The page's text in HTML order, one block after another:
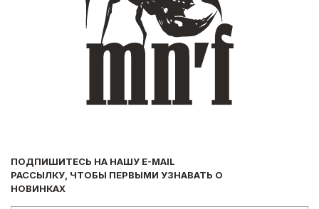
ПОДПИШИТЕСЬ НА НАШУ E-MAIL
РАССЫЛКУ, ЧТОБЫ ПЕРВЫМИ УЗНАВАТЬ О
НОВИНКАХ